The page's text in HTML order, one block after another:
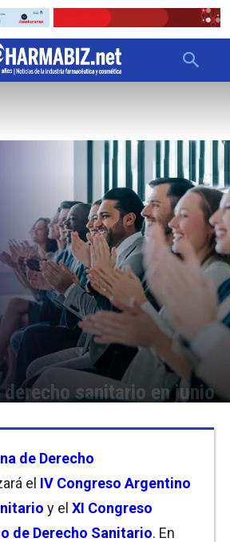
derecho sanitario en junio
de Derecho
el IV Congreso Argentino
y el XI Congreso
de Derecho Sanitario. En